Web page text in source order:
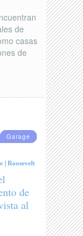
de
casas
de
Garage
|Roosevelt
de
al